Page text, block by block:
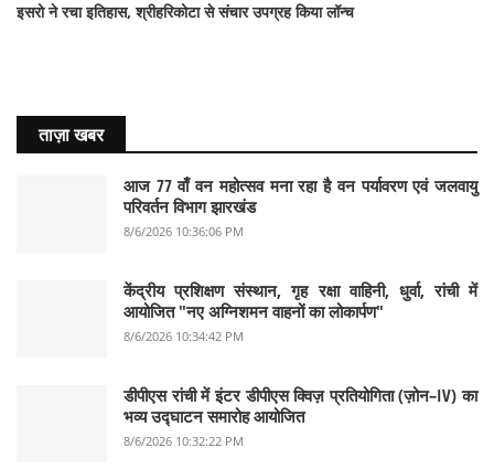
इसरो ने रचा इतिहास, श्रीहरिकोटा से संचार उपग्रह किया लॉन्च
ताज़ा खबर
आज 77 वाँ वन महोत्सव मना रहा है वन पर्यावरण एवं जलवायु
परिवर्तन विभाग झारखंड
8/6/2026 10:36:06 PM
केंद्रीय प्रशिक्षण संस्थान, गृह रक्षा वाहिनी, धुर्वा, रांची में
आयोजित "नए अग्निशमन वाहनों का लोकार्पण"
8/6/2026 10:34:42 PM
डीपीएस रांची में इंटर डीपीएस क्विज़ प्रतियोगिता (ज़ोन–IV) का
भव्य उद्घाटन समारोह आयोजित
8/6/2026 10:32:22 PM